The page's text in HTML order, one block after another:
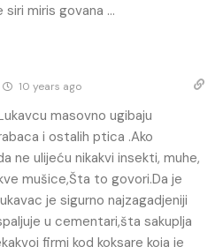
siri miris govana …
10 years ago
masovno ugibaju
i ostalih ptica .Ako
ne ulijeću nikakvi insekti, muhe,
mušice,Šta to govori.Da je
je sigurno najzagadjeniji
u cementari,šta sakuplja
firmi kod koksare koja je